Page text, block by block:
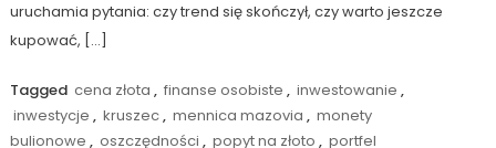
uruchamia pytania: czy trend się skończył, czy warto jeszcze
kupować, […]
Tagged cena złota , finanse osobiste , inwestowanie ,
inwestycje , kruszec, mennica mazovia , monety
bulionowe , oszczędności , popyt na złoto , portfel